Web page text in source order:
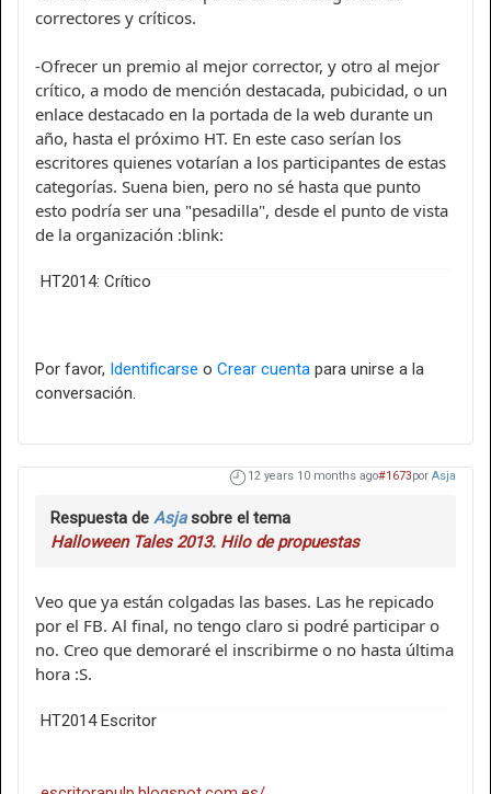
correctores y críticos.
-Ofrecer un premio al mejor corrector, y otro al mejor
crítico, a modo de mención destacada, pubicidad, o un
enlace destacado en la portada de la web durante un
año, hasta el próximo HT. En este caso serían los
escritores quienes votarían a los participantes de estas
categorías. Suena bien, pero no sé hasta que punto
esto podría ser una "pesadilla", desde el punto de vista
de la organización :blink:
HT2014: Crítico
Por favor, Identificarse o Crear cuenta para unirse a la
conversación.
12 years 10 months ago#1673por Asja
Respuesta de Asjasobre el tema
Halloween Tales 2013. Hilo de propuestas
Veo que ya están colgadas las bases. Las he repicado
por el FB. Al final, no tengo claro si podré participar o
no. Creo que demoraré el inscribirme o no hasta última
hora :S.
HT2014 Escritor